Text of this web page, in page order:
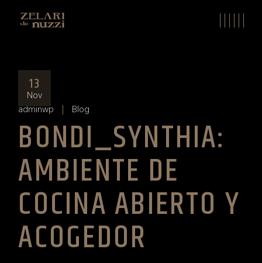
13
Nov
adminwp
Blog
BONDI_SYNTHIA:
AMBIENTE DE
COCINA ABIERTO Y
ACOGEDOR